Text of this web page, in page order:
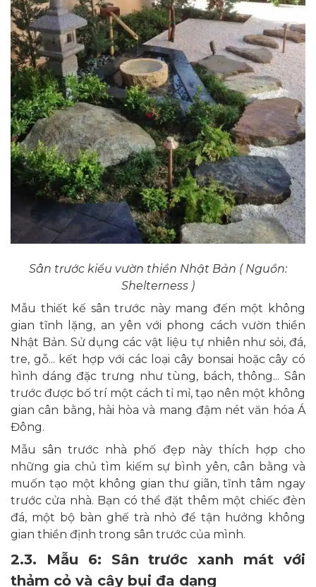
Sân trước kiểu vườn thiền Nhật Bản ( Nguồn:
Shelterness )
Mẫu thiết kế sân trước này mang đến một không
gian tĩnh lặng, an yên với phong cách vườn thiền
Nhật Bản. Sử dụng các vật liệu tự nhiên như sỏi, đá,
tre, gỗ... kết hợp với các loại cây bonsai hoặc cây có
hình dáng đặc trưng như tùng, bách, thông... Sân
trước được bố trí một cách tỉ mỉ, tạo nên một không
gian cân bằng, hài hòa và mang đậm nét văn hóa Á
Đông.
Mẫu sân trước nhà phố đẹp này thích hợp cho
những gia chủ tìm kiếm sự bình yên, cân bằng và
muốn tạo một không gian thư giãn, tĩnh tâm ngay
trước cửa nhà. Bạn có thể đặt thêm một chiếc đèn
đá, một bộ bàn ghế trà nhỏ để tận hưởng không
gian thiền định trong sân trước của mình.
2.3. Mẫu 6: Sân trước xanh mát với
thảm cỏ và cây bụi đa dạng